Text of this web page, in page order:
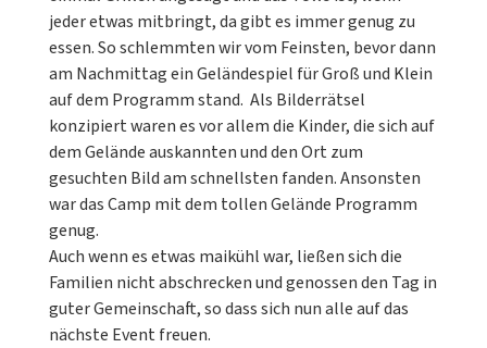
jeder etwas mitbringt, da gibt es immer genug zu
essen. So schlemmten wir vom Feinsten, bevor dann
am Nachmittag ein Geländespiel für Groß und Klein
auf dem Programm stand. Als Bilderrätsel
konzipiert waren es vor allem die Kinder, die sich auf
dem Gelände auskannten und den Ort zum
gesuchten Bild am schnellsten fanden. Ansonsten
war das Camp mit dem tollen Gelände Programm
genug.
Auch wenn es etwas maikühl war, ließen sich die
Familien nicht abschrecken und genossen den Tag in
guter Gemeinschaft, so dass sich nun alle auf das
nächste Event freuen.